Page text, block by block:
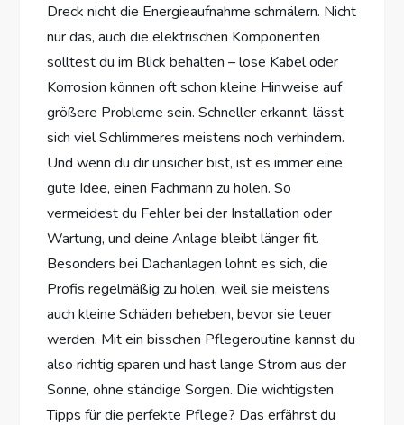
Dreck nicht die Energieaufnahme schmälern. Nicht
nur das, auch die elektrischen Komponenten
solltest du im Blick behalten – lose Kabel oder
Korrosion können oft schon kleine Hinweise auf
größere Probleme sein. Schneller erkannt, lässt
sich viel Schlimmeres meistens noch verhindern.
Und wenn du dir unsicher bist, ist es immer eine
gute Idee, einen Fachmann zu holen. So
vermeidest du Fehler bei der Installation oder
Wartung, und deine Anlage bleibt länger fit.
Besonders bei Dachanlagen lohnt es sich, die
Profis regelmäßig zu holen, weil sie meistens
auch kleine Schäden beheben, bevor sie teuer
werden. Mit ein bisschen Pflegeroutine kannst du
also richtig sparen und hast lange Strom aus der
Sonne, ohne ständige Sorgen. Die wichtigsten
Tipps für die perfekte Pflege? Das erfährst du